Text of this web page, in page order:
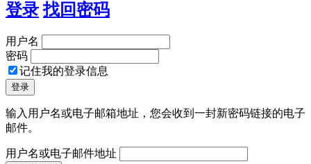
登录 找回密码
用户名
密码
记住我的登录信息
输入用户名或电子邮箱地址，您会收到一封新密码链接的电子
邮件。
用户名或电子邮件地址